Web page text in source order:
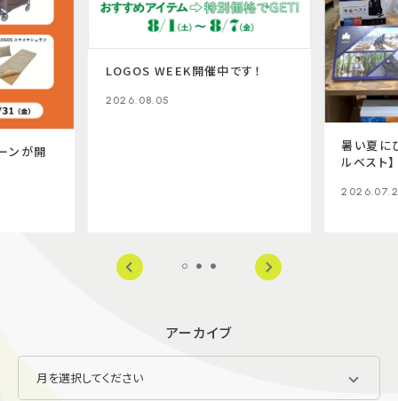
ンが開
LOGOS WEEK開催中です！
2026.08.05
暑い夏に
ルベスト】
アーカイブ